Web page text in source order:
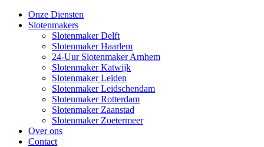
Onze Diensten
Slotenmakers
Slotenmaker Delft
Slotenmaker Haarlem
24-Uur Slotenmaker Arnhem
Slotenmaker Katwijk
Slotenmaker Leiden
Slotenmaker Leidschendam
Slotenmaker Rotterdam
Slotenmaker Zaanstad
Slotenmaker Zoetermeer
Over ons
Contact